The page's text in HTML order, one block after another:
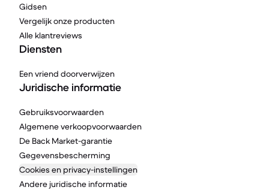
Gidsen
Vergelijk onze producten
Alle klantreviews
Diensten
Een vriend doorverwijzen
Juridische informatie
Gebruiksvoorwaarden
Algemene verkoopvoorwaarden
De Back Market-garantie
Gegevensbescherming
Cookies en privacy-instellingen
Andere juridische informatie